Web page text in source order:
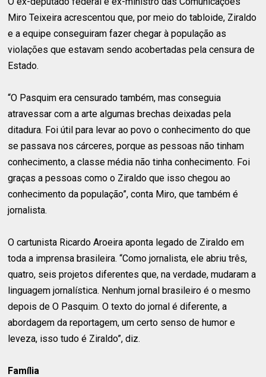
Miro Teixeira acrescentou que, por meio do tabloide, Ziraldo
e a equipe conseguiram fazer chegar à população as
violações que estavam sendo acobertadas pela censura de
Estado.
“O Pasquim era censurado também, mas conseguia
atravessar com a arte algumas brechas deixadas pela
ditadura. Foi útil para levar ao povo o conhecimento do que
se passava nos cárceres, porque as pessoas não tinham
conhecimento, a classe média não tinha conhecimento. Foi
graças a pessoas como o Ziraldo que isso chegou ao
conhecimento da população”, conta Miro, que também é
jornalista.
O cartunista Ricardo Aroeira aponta legado de Ziraldo em
toda a imprensa brasileira. “Como jornalista, ele abriu três,
quatro, seis projetos diferentes que, na verdade, mudaram a
linguagem jornalística. Nenhum jornal brasileiro é o mesmo
depois de O Pasquim. O texto do jornal é diferente, a
abordagem da reportagem, um certo senso de humor e
leveza, isso tudo é Ziraldo”, diz.
Família